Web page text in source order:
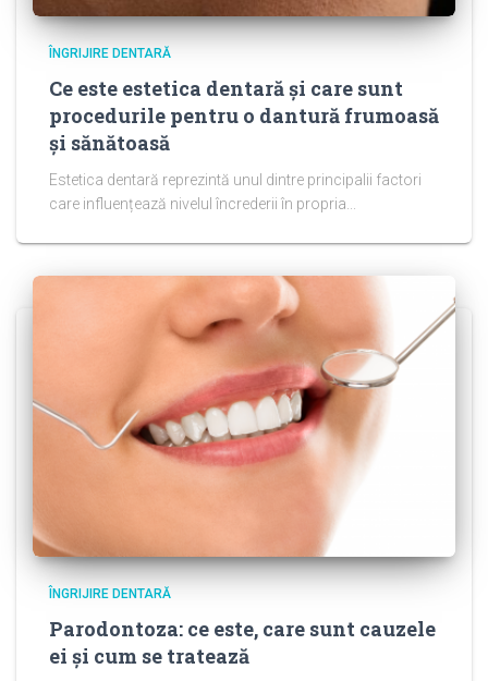
ÎNGRIJIRE DENTARĂ
Ce este estetica dentară și care sunt
procedurile pentru o dantură frumoasă
și sănătoasă
Estetica dentară reprezintă unul dintre principalii factori
care influențează nivelul încrederii în propria...
ÎNGRIJIRE DENTARĂ
Parodontoza: ce este, care sunt cauzele
ei și cum se tratează